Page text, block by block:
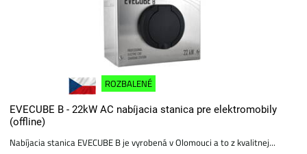
ROZBALENÉ
EVECUBE B - 22kW AC nabíjacia stanica pre elektromobily
(offline)
Nabíjacia stanica EVECUBE B je vyrobená v Olomouci a to z kvalitnej...